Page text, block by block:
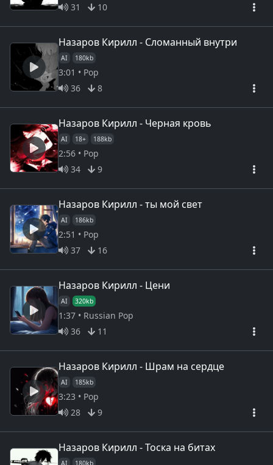
31
10
Назаров Кирилл - Сломанный внутри
AI 180kb
3:01 • Pop
36
8
Назаров Кирилл - Черная кровь
AI 18+ 188kb
2:56 • Pop
34
9
Назаров Кирилл - ты мой свет
AI 186kb
2:51 • Pop
37
16
Назаров Кирилл - Цени
AI 320kb
1:37 • Russian Pop
36
11
Назаров Кирилл - Шрам на сердце
AI 185kb
3:23 • Pop
28
9
Назаров Кирилл - Тоска на битах
AI 180kb